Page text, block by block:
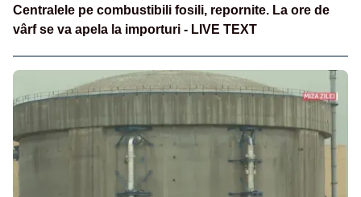
Centralele pe combustibili fosili, repornite. La ore de
vârf se va apela la importuri - LIVE TEXT